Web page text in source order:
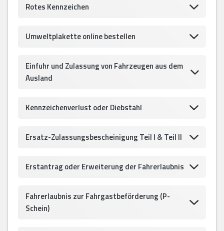
Rotes Kennzeichen
Umweltplakette online bestellen
Einfuhr und Zulassung von Fahrzeugen aus dem
Ausland
Kennzeichenverlust oder Diebstahl
Ersatz-Zulassungsbescheinigung Teil I & Teil II
Erstantrag oder Erweiterung der Fahrerlaubnis
Fahrerlaubnis zur Fahrgastbeförderung (P-
Schein)